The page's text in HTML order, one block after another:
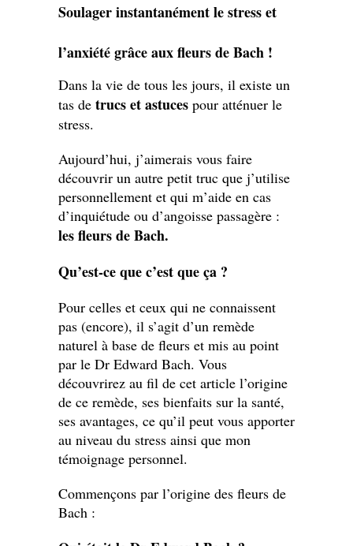
Soulager instantanément le stress et
l’anxiété grâce aux fleurs de Bach !
Dans la vie de tous les jours, il existe un
tas de trucs et astuces pour atténuer le
stress.
Aujourd’hui, j’aimerais vous faire
découvrir un autre petit truc que j’utilise
personnellement et qui m’aide en cas
d’inquiétude ou d’angoisse passagère :
les fleurs de Bach.
Qu’est-ce que c’est que ça ?
Pour celles et ceux qui ne connaissent
pas (encore), il s’agit d’un remède
naturel à base de fleurs et mis au point
par le Dr Edward Bach. Vous
découvrirez au fil de cet article l’origine
de ce remède, ses bienfaits sur la santé,
ses avantages, ce qu’il peut vous apporter
au niveau du stress ainsi que mon
témoignage personnel.
Commençons par l’origine des fleurs de
Bach :